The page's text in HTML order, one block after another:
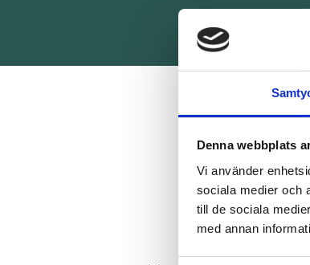
Denna webbplats
Vi använder
sociala medier och
till de sociala
med annan